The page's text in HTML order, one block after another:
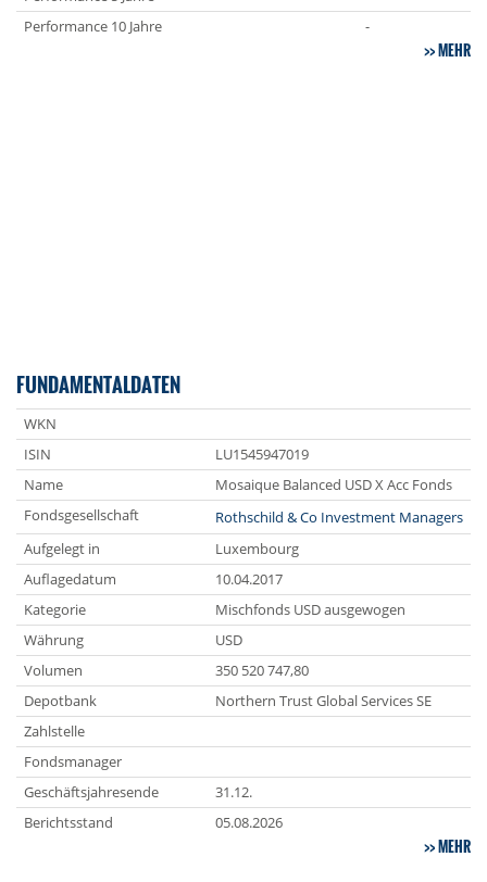
Performance 10 Jahre
-
MEHR
FUNDAMENTALDATEN
WKN
ISIN
LU1545947019
Name
Mosaique Balanced USD X Acc Fonds
Fondsgesellschaft
Rothschild & Co Investment Managers
Aufgelegt in
Luxembourg
Auflagedatum
10.04.2017
Kategorie
Mischfonds USD ausgewogen
Währung
USD
Volumen
350 520 747,80
Depotbank
Northern Trust Global Services SE
Zahlstelle
Fondsmanager
Geschäftsjahresende
31.12.
Berichtsstand
05.08.2026
MEHR